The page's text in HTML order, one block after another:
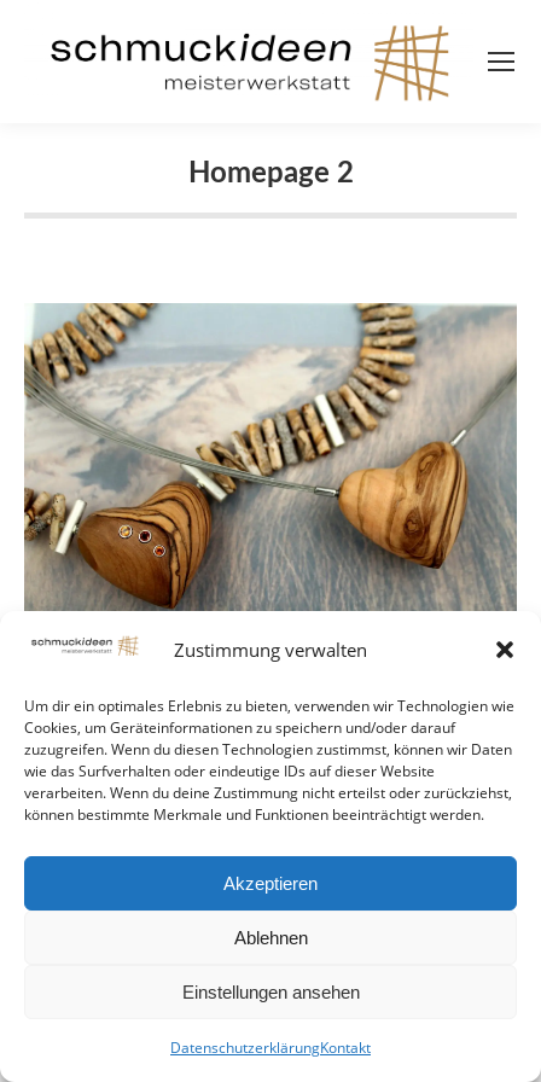
Zustimmung verwalten
Um dir ein optimales Erlebnis zu bieten, verwenden wir Technologien wie
Cookies, um Geräteinformationen zu speichern und/oder darauf
zuzugreifen. Wenn du diesen Technologien zustimmst, können wir Daten
wie das Surfverhalten oder eindeutige IDs auf dieser Website
verarbeiten. Wenn du deine Zustimmung nicht erteilst oder zurückziehst,
können bestimmte Merkmale und Funktionen beeinträchtigt werden.
Akzeptieren
Ablehnen
Einstellungen ansehen
DatenschutzerklärungKontakt
Homepage 2
© Schmuckideen Handmade
footer